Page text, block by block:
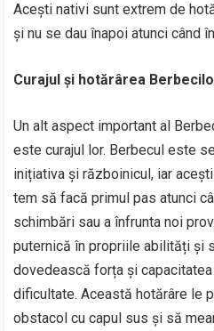
Acești nativi sunt extrem de
și nu se dau înapoi atunci când
Curajul și hotărârea
Un alt aspect important al
este curajul lor. Berbecul este
inițiativa și războinicul, iar
tem să facă primul pas atunci
schimbări sau a înfrunta noi
puternică în propriile abilități și
dovedească forța și
dificultate. Această hotărâre le
obstacol cu capul sus și să